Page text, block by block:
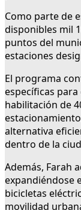
Como parte de
disponibles mil
puntos del
estaciones
El programa
específicas
habilitación de
alternativa
dentro de la
Además, Farah
expandiéndose
bicicletas
movilidad